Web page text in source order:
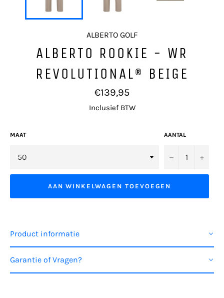
ALBERTO GOLF
ALBERTO ROOKIE - WR
REVOLUTIONAL® BEIGE
Normale
prijs
€139,95
Inclusief BTW
MAAT AANTAL
− +
AAN WINKELWAGEN TOEVOEGEN
Product informatie
Garantie of Vragen?